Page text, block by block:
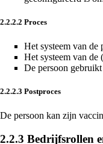
2.2.2.2 Proces
Het systeem van de
Het systeem van de
De persoon
2.2.2.3 Postproces
De persoon kan zijn
2.2.3 Bedrijfsrollen